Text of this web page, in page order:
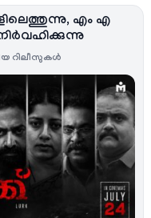
എം എ
റിലീസുകള്‍